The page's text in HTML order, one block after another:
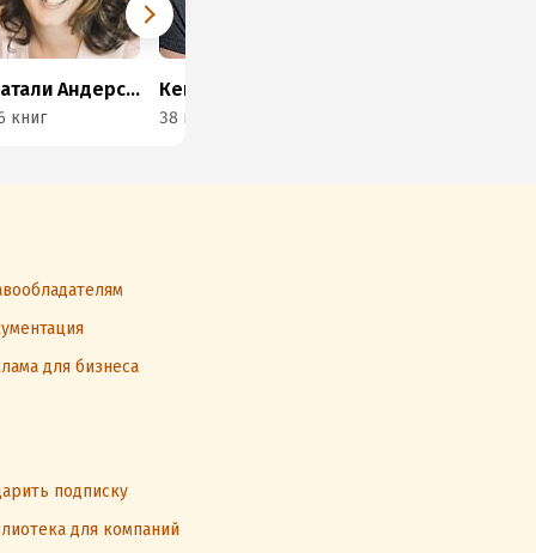
Натали Андерсон
книг
Кейт Хьюит
38 книг
для бизнеса
подписку
для компаний